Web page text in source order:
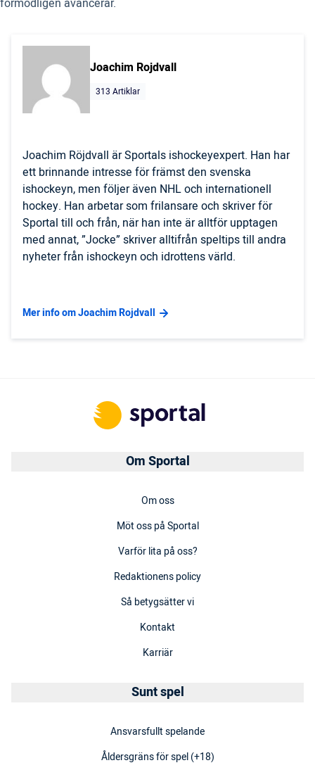
förmodligen avancerar.
Joachim Rojdvall
313 Artiklar
Joachim Röjdvall är Sportals ishockeyexpert. Han har
ett brinnande intresse för främst den svenska
ishockeyn, men följer även NHL och internationell
hockey. Han arbetar som frilansare och skriver för
Sportal till och från, när han inte är alltför upptagen
med annat, ”Jocke” skriver alltifrån speltips till andra
nyheter från ishockeyn och idrottens värld.
Mer info om Joachim Rojdvall
Om Sportal
Om oss
Möt oss på Sportal
Varför lita på oss?
Redaktionens policy
Så betygsätter vi
Kontakt
Karriär
Sunt spel
Ansvarsfullt spelande
Åldersgräns för spel (+18)